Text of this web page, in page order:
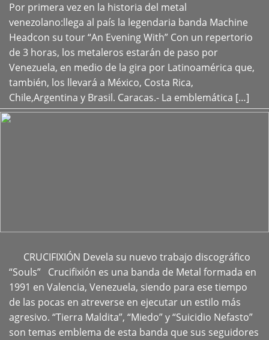
Por primera vez en la historia del metal
venezolano:llega al país la legendaria banda Machine
Headcon su tour “An Evening With” Con un repertorio
de 3 horas, los metaleros estarán de paso por
Venezuela, en medio de la gira por Latinoamérica que,
también, los llevará a México, Costa Rica,
Chile,Argentina y Brasil. Caracas.- La emblemática […]
+
CRUCIFIXIÓN Devela su nuevo trabajo discográfico
“Souls” Crucifixión es una banda de Metal formada en
1991 en Valencia, Venezuela, siendo para ese tiempo
de las pocas en atreverse en ejecutar un estilo más
agresivo. “Tierra Maldita”, “Miedo” y “Suicidio Nefasto”
son temas emblema de esta banda que sus seguidores
+